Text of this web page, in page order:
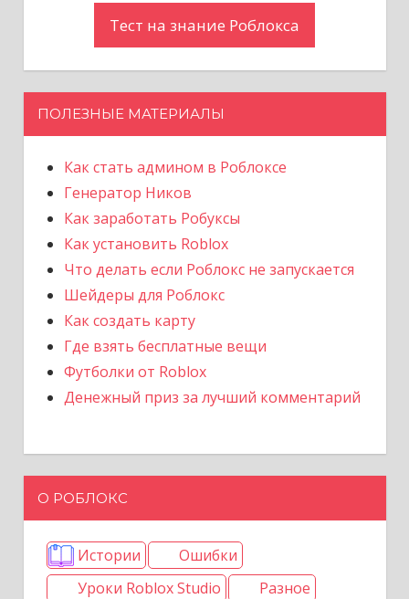
Тест на знание Роблокса
ПОЛЕЗНЫЕ МАТЕРИАЛЫ
Как стать админом в Роблоксе
Генератор Ников
Как заработать Робуксы
Как установить Roblox
Что делать если Роблокс не запускается
Шейдеры для Роблокс
Как создать карту
Где взять бесплатные вещи
Футболки от Roblox
Денежный приз за лучший комментарий
О РОБЛОКС
Истории
Ошибки
Уроки Roblox Studio
Разное